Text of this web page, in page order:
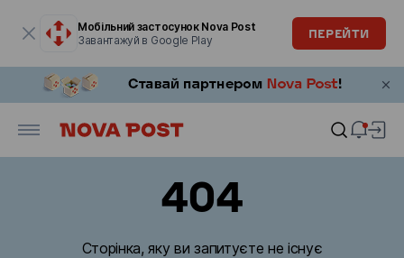
Мобільний застосунок Nova Post
Завантажуй в Google Play
ПЕРЕЙТИ
404
Сторінка, яку ви запитуєте не існує